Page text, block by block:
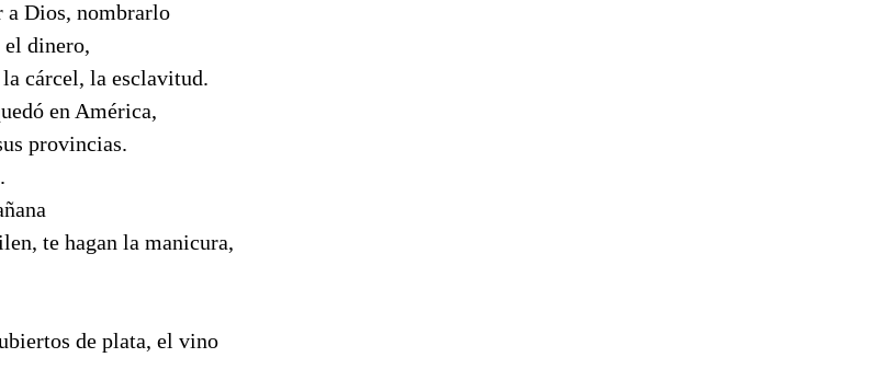
a Dios, nombrarlo
el dinero,
cárcel, la esclavitud.
en América,
provincias.
te hagan la manicura,
de plata, el vino